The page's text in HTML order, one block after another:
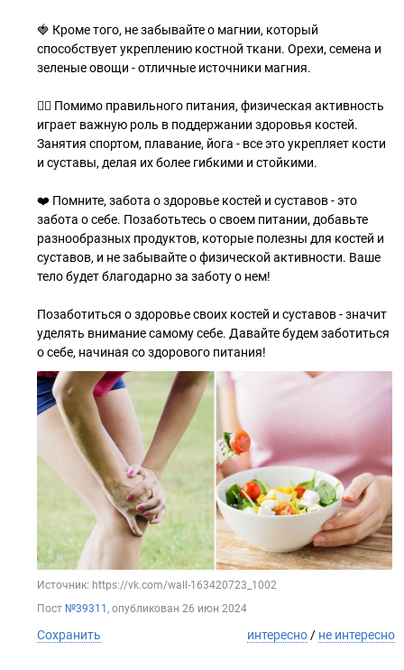
🍓 Кроме того, не забывайте о магнии, который
способствует укреплению костной ткани. Орехи, семена и
зеленые овощи - отличные источники магния.
🏋️‍♀️ Помимо правильного питания, физическая активность
играет важную роль в поддержании здоровья костей.
Занятия спортом, плавание, йога - все это укрепляет кости
и суставы, делая их более гибкими и стойкими.
❤️ Помните, забота о здоровье костей и суставов - это
забота о себе. Позаботьтесь о своем питании, добавьте
разнообразных продуктов, которые полезны для костей и
суставов, и не забывайте о физической активности. Ваше
тело будет благодарно за заботу о нем!
Позаботиться о здоровье своих костей и суставов - значит
уделять внимание самому себе. Давайте будем заботиться
о себе, начиная со здорового питания!
Источник: https://vk.com/wall-163420723_1002
Пост №39311 , опубликован 26 июн 2024
Сохранить интересно / не интересно